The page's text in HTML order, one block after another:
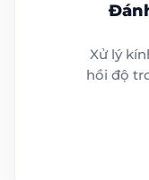
Xử lý
hồi độ